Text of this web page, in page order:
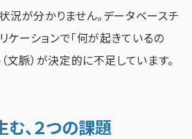
況が分かりません。データベースチ
ケーションで「何が起きているの
文脈）が決定的に不足しています。
、２つの課題